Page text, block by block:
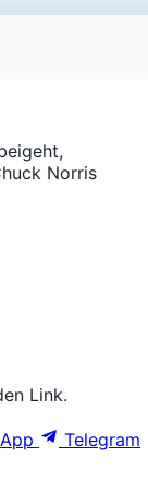
Norris
Link.
Telegram